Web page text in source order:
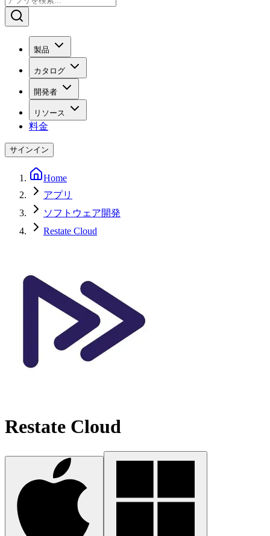
製品
カタログ
開発者
リソース
料金
サインイン
Home
アプリ
ソフトウェア開発
Restate Cloud
Restate Cloud